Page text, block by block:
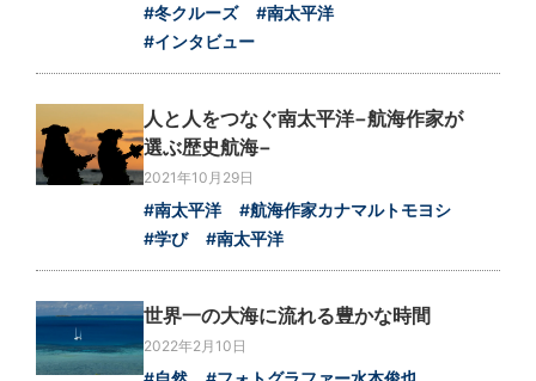
#冬クルーズ
#南太平洋
#インタビュー
人と人をつなぐ南太平洋−航海作家が
選ぶ歴史航海−
2021年10月29日
#南太平洋
#航海作家カナマルトモヨシ
#学び
#南太平洋
世界一の大海に流れる豊かな時間
2022年2月10日